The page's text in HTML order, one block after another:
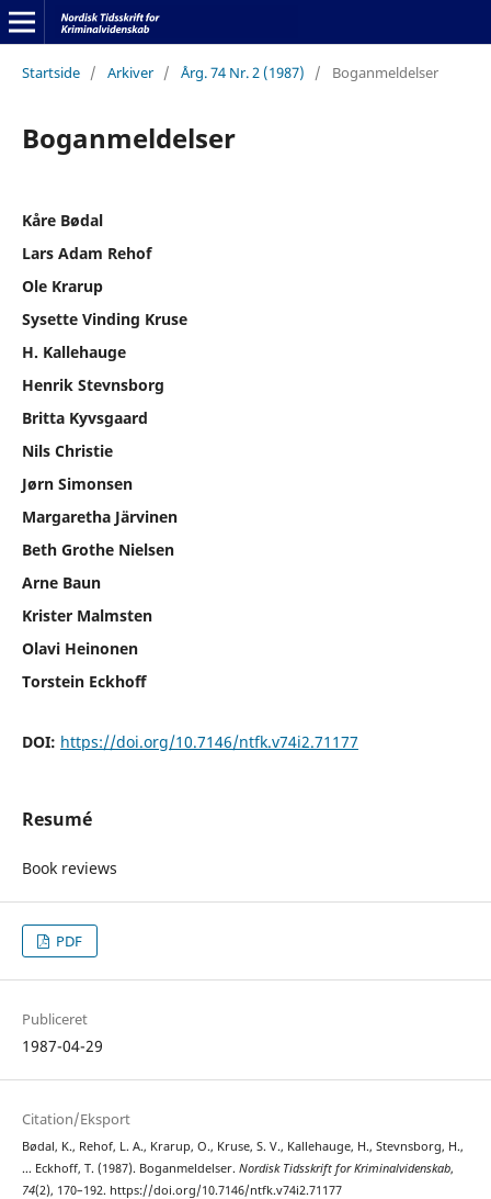
Startside / Arkiver / Årg. 74 Nr. 2 (1987) / Boganmeldelser
Boganmeldelser
Kåre Bødal
Lars Adam Rehof
Ole Krarup
Sysette Vinding Kruse
H. Kallehauge
Henrik Stevnsborg
Britta Kyvsgaard
Nils Christie
Jørn Simonsen
Margaretha Järvinen
Beth Grothe Nielsen
Arne Baun
Krister Malmsten
Olavi Heinonen
Torstein Eckhoff
DOI: https://doi.org/10.7146/ntfk.v74i2.71177
Resumé
Book reviews
PDF
Publiceret
1987-04-29
Citation/Eksport
Bødal, K., Rehof, L. A., Krarup, O., Kruse, S. V., Kallehauge, H., Stevnsborg, H.,
… Eckhoff, T. (1987). Boganmeldelser. Nordisk Tidsskrift for Kriminalvidenskab,
74(2), 170–192. https://doi.org/10.7146/ntfk.v74i2.71177